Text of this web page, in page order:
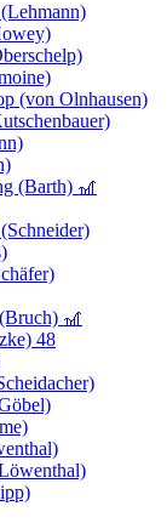
(von Olnhausen)
(Barth) 🎢
🎢
48